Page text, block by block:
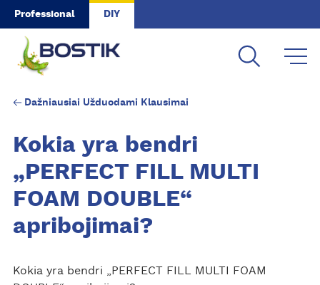
Skip to main content
Professional DIY
Dažniausiai Užduodami Klausimai
Kokia yra bendri
„PERFECT FILL MULTI
FOAM DOUBLE“
apribojimai?
Kokia yra bendri „PERFECT FILL MULTI FOAM